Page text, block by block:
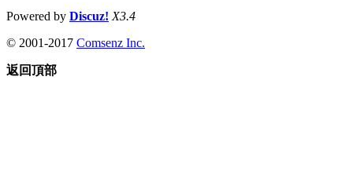
Powered by Discuz! X3.4
© 2001-2017 Comsenz Inc.
返回頂部